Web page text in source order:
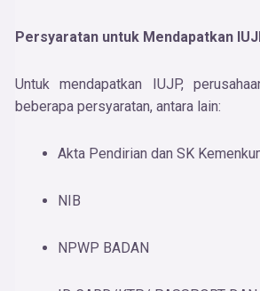
Persyaratan untuk Mendapatkan
Untuk mendapatkan IUJP,
beberapa persyaratan, antara lain:
Akta Pendirian dan SK
NIB
NPWP BADAN